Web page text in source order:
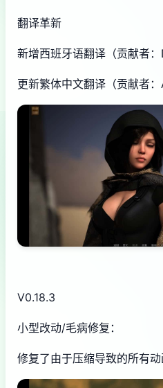
翻译革新
新增西班牙语翻译（贡献者：
更新繁体中文翻译（贡献者：
V0.18.3
小型改动/毛病修复：
修复了由于压缩导致的所有